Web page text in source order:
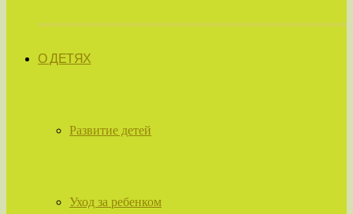
О ДЕТЯХ
Развитие детей
Уход за ребенком